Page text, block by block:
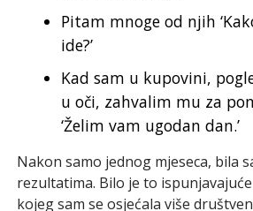
Pitam mnoge od njih
ide?’
Kad sam u kupovini,
u oči, zahvalim mu za
‘Želim vam ugodan dan.’
Nakon samo jednog mjeseca, bila
rezultatima. Bilo je to
kojeg sam se osjećala više